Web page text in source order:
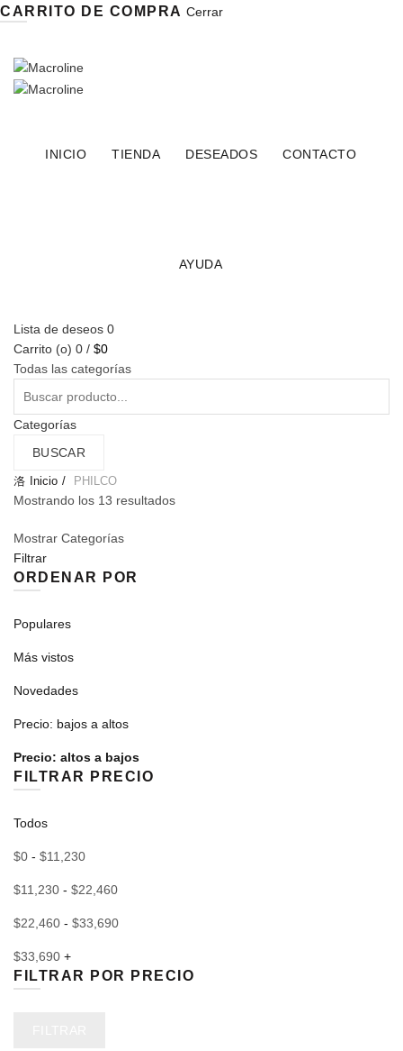
CARRITO DE COMPRA Cerrar
CONTÁCTANOS POR WHATSAPP
INICIO TIENDA DESEADOS CONTACTO
AYUDA
Lista de deseos 0
Carrito (o) 0 / $0
Todas las categorías
Categorías
BUSCAR
Inicio PHILCO
Mostrando los 13 resultadosOrdenado
Mostrar Categorías
Filtrar
ORDENAR POR
Populares
Más vistos
Novedades
Precio: bajos a altos
Precio: altos a bajos
FILTRAR PRECIO
Todos
$0 - $11,230
$11,230 - $22,460
$22,460 - $33,690
$33,690 +
FILTRAR POR PRECIO